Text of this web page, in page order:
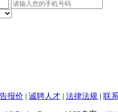
报价 | 诚聘人才 | 法律法规 | 联